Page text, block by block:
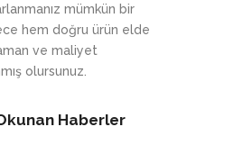
mümkün bir
hem doğru ürün elde
ve maliyet
olursunuz.
Haberler